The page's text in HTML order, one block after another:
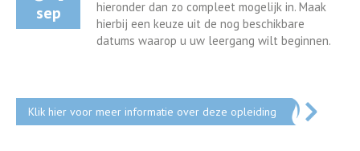
sep
hieronder dan zo compleet mogelijk in. Maak
hierbij een keuze uit de nog beschikbare
datums waarop u uw leergang wilt beginnen.
Klik hier voor meer informatie over deze opleiding